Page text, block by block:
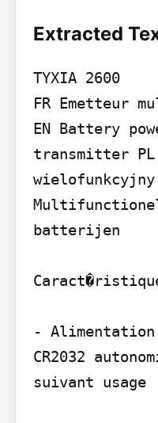
Extracted
TYXIA 2600
FR Emetteur
EN Battery
transmitter PL
batterijen
-
CR2032
suivant usage